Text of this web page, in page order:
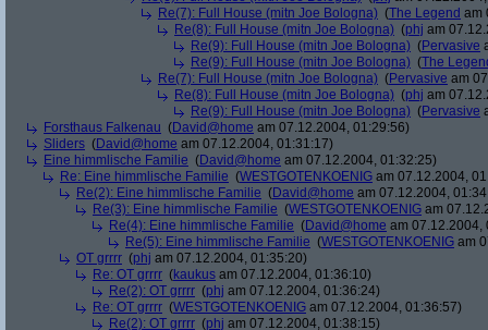
Re(7): Full House (mitn Joe Bologna) (The Legend am
Re(8): Full House (mitn Joe Bologna) (phj am
Re(9): Full House (mitn Joe Bologna) (Pervasive
Re(9): Full House (mitn Joe Bologna) (The
Re(7): Full House (mitn Joe Bologna) (Pervasive am
Re(8): Full House (mitn Joe Bologna) (phj am
Re(9): Full House (mitn Joe Bologna) (Pervasive
Forsthaus Falkenau (David@home am 07.12.2004, 01:29:56)
Sliders (David@home am 07.12.2004, 01:31:17)
Eine himmlische Familie (David@home am 07.12.2004, 01:32:25)
Re: Eine himmlische Familie (WESTGOTENKOENIG am 07.12.2004,
Re(2): Eine himmlische Familie (David@home am 07.12.2004,
Re(3): Eine himmlische Familie (WESTGOTENKOENIG am
Re(4): Eine himmlische Familie (David@home am 07.12.2004,
Re(5): Eine himmlische Familie (WESTGOTENKOENIG am
OT grrrr (phj am 07.12.2004, 01:35:20)
Re: OT grrrr (kaukus am 07.12.2004, 01:36:10)
Re(2): OT grrrr (phj am 07.12.2004, 01:36:24)
Re: OT grrrr (WESTGOTENKOENIG am 07.12.2004, 01:36:57)
Re(2): OT grrrr (phj am 07.12.2004, 01:38:15)